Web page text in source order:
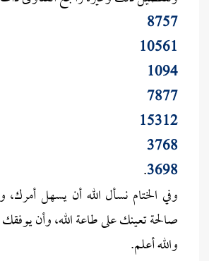
8757
10561
1094
7877
15312
3768
3698
.
وفي الختام نسأل الله أن يسهل
صالحة تعينك على طاعة الله، وأن
والله أعلم.